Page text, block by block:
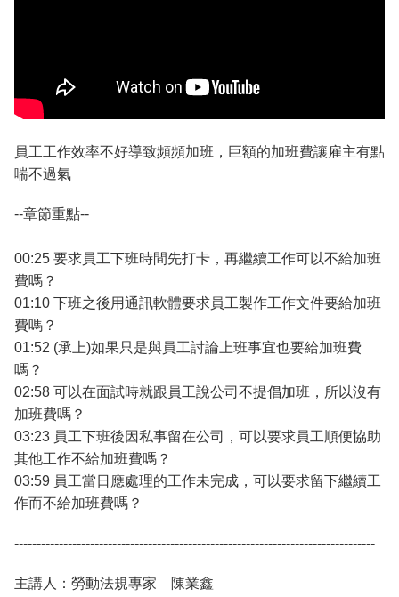
員工工作效率不好導致頻頻加班，巨額的加班費讓雇主有點
喘不過氣
--章節重點--
00:25 要求員工下班時間先打卡，再繼續工作可以不給加班
費嗎？
01:10 下班之後用通訊軟體要求員工製作工作文件要給加班
費嗎？
01:52 (承上)如果只是與員工討論上班事宜也要給加班費
嗎？
02:58 可以在面試時就跟員工說公司不提倡加班，所以沒有
加班費嗎？
03:23 員工下班後因私事留在公司，可以要求員工順便協助
其他工作不給加班費嗎？
03:59 員工當日應處理的工作未完成，可以要求留下繼續工
作而不給加班費嗎？
---------------------------------------------------------------------------------
主講人：勞動法規專家 陳業鑫